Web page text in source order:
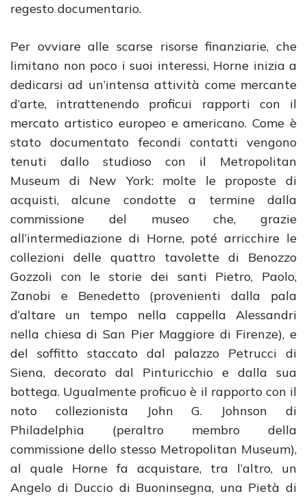
regesto documentario.
Per ovviare alle scarse risorse finanziarie, che
limitano non poco i suoi interessi, Horne inizia a
dedicarsi ad un’intensa attività come mercante
d’arte, intrattenendo proficui rapporti con il
mercato artistico europeo e americano. Come è
stato documentato fecondi contatti vengono
tenuti dallo studioso con il Metropolitan
Museum di New York: molte le proposte di
acquisti, alcune condotte a termine dalla
commissione del museo che, grazie
all’intermediazione di Horne, poté arricchire le
collezioni delle quattro tavolette di Benozzo
Gozzoli con le storie dei santi Pietro, Paolo,
Zanobi e Benedetto (provenienti dalla pala
d’altare un tempo nella cappella Alessandri
nella chiesa di San Pier Maggiore di Firenze), e
del soffitto staccato dal palazzo Petrucci di
Siena, decorato dal Pinturicchio e dalla sua
bottega. Ugualmente proficuo è il rapporto con il
noto collezionista John G. Johnson di
Philadelphia (peraltro membro della
commissione dello stesso Metropolitan Museum),
al quale Horne fa acquistare, tra l’altro, un
Angelo di Duccio di Buoninsegna, una Pietà di